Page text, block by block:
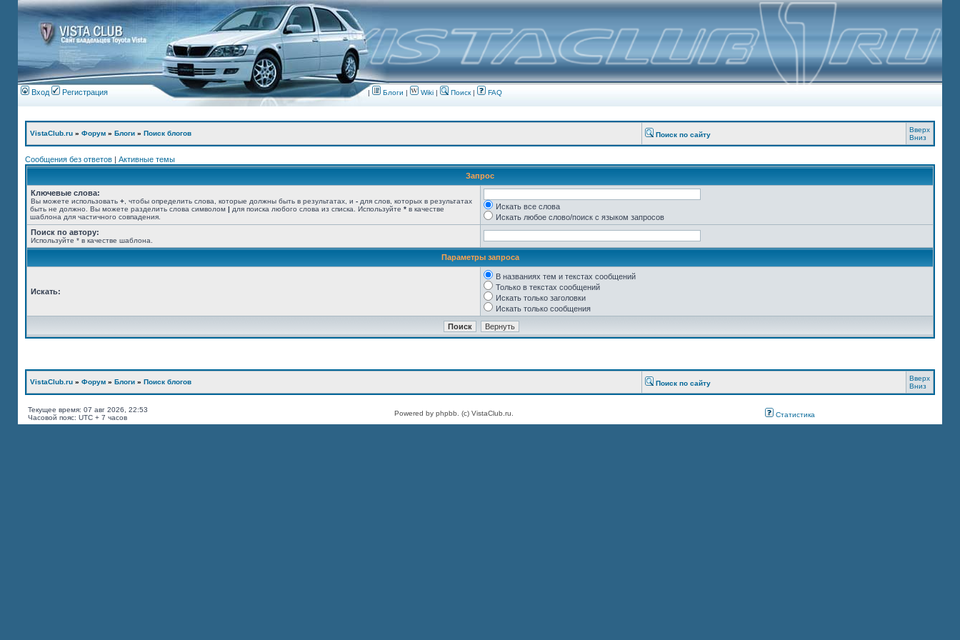
Вход Регистрация | Блоги | Wiki | Поиск| FAQ
VistaClub.ru » Форум » Блоги » Поиск блогов Поиск по сайту
Вверх
Вниз
Сообщения без ответов | Активные темы
Запрос
Ключевые слова:
Вы можете использовать + , чтобы определить слова, которые должны быть в результатах, и - для слов, которых в результатах
быть не должно. Вы можете разделить слова символом | для поиска любого слова из списка. Используйте * в качестве
шаблона для частичного совпадения.
Искать все слова
Искать любое слово/поиск с языком запросов
Поиск по автору:
Используйте * в качестве шаблона.
Параметры запроса
Искать:
В названиях тем и текстах сообщений
Только в текстах сообщений
Искать только заголовки
Искать только сообщения
VistaClub.ru » Форум » Блоги » Поиск блогов Поиск по сайту
Вверх
Вниз
Текущее время: 07 авг 2026, 22:53
Часовой пояс: UTC + 7 часов
Powered by phpbb. (c) VistaClub.ru. Статистика